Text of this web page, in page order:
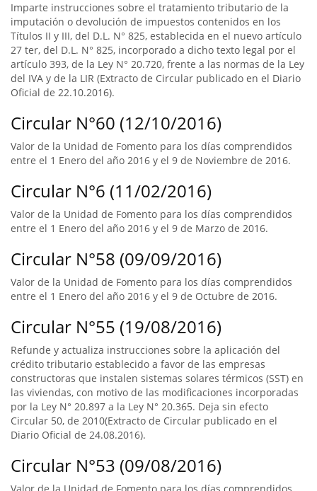
Imparte instrucciones sobre el tratamiento tributario de la
imputación o devolución de impuestos contenidos en los
Títulos II y III, del D.L. N° 825, establecida en el nuevo artículo
27 ter, del D.L. N° 825, incorporado a dicho texto legal por el
artículo 393, de la Ley N° 20.720, frente a las normas de la Ley
del IVA y de la LIR (Extracto de Circular publicado en el Diario
Oficial de 22.10.2016).
Circular N°60 (12/10/2016)
Valor de la Unidad de Fomento para los días comprendidos
entre el 1 Enero del año 2016 y el 9 de Noviembre de 2016.
Circular N°6 (11/02/2016)
Valor de la Unidad de Fomento para los días comprendidos
entre el 1 Enero del año 2016 y el 9 de Marzo de 2016.
Circular N°58 (09/09/2016)
Valor de la Unidad de Fomento para los días comprendidos
entre el 1 Enero del año 2016 y el 9 de Octubre de 2016.
Circular N°55 (19/08/2016)
Refunde y actualiza instrucciones sobre la aplicación del
crédito tributario establecido a favor de las empresas
constructoras que instalen sistemas solares térmicos (SST) en
las viviendas, con motivo de las modificaciones incorporadas
por la Ley N° 20.897 a la Ley N° 20.365. Deja sin efecto
Circular 50, de 2010(Extracto de Circular publicado en el
Diario Oficial de 24.08.2016).
Circular N°53 (09/08/2016)